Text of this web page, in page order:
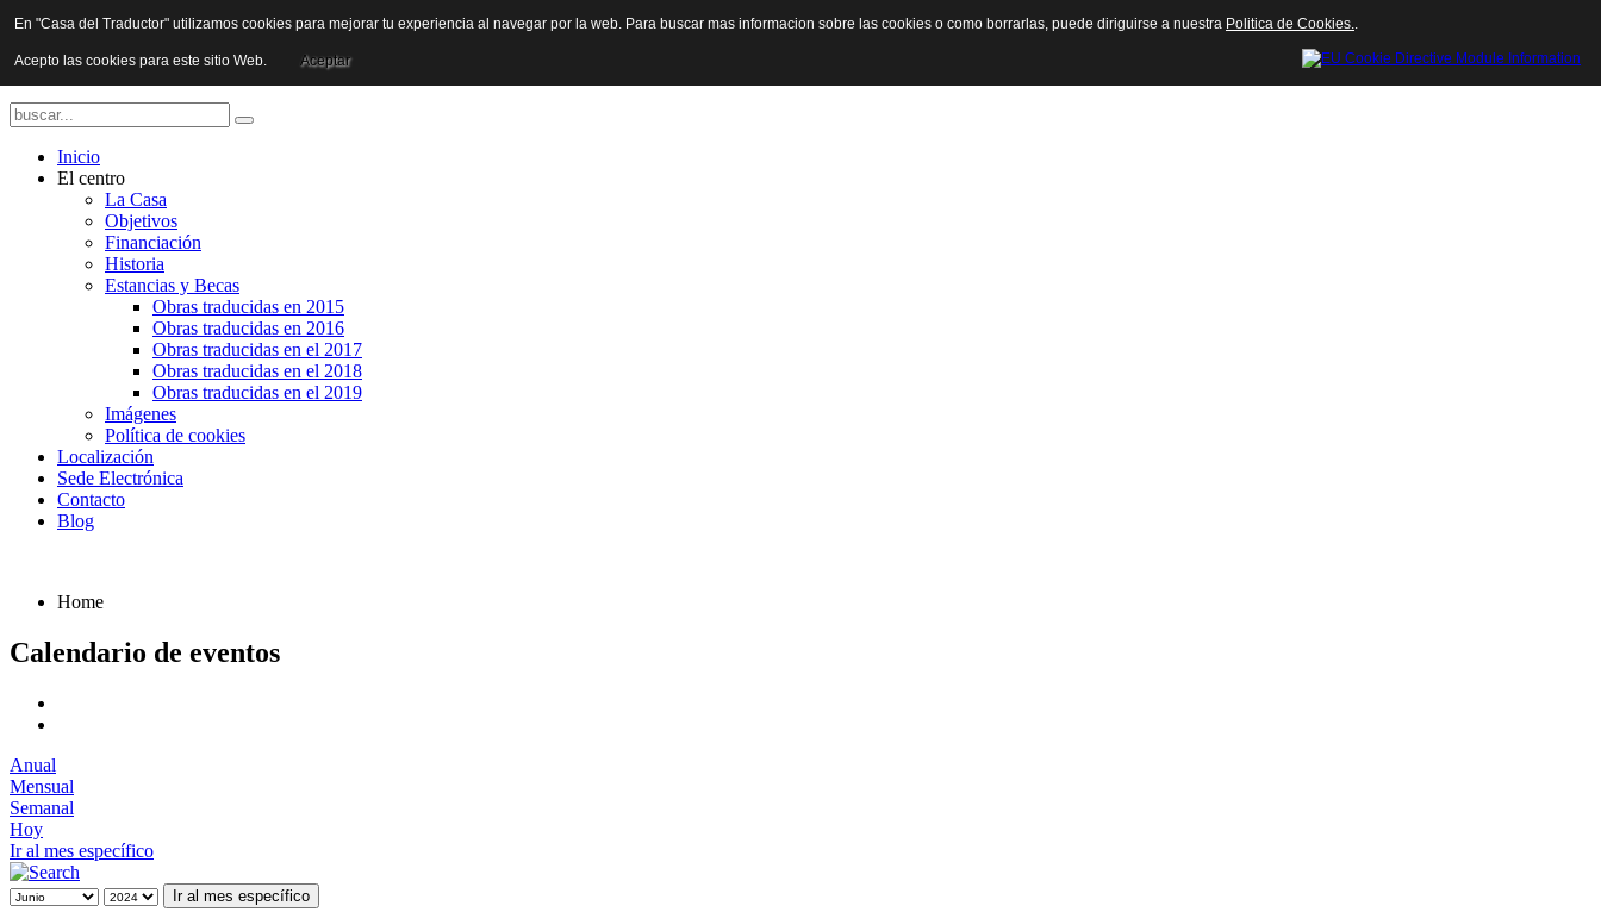
Inicio
El centro
La Casa
Objetivos
Financiación
Historia
Estancias y Becas
Obras traducidas en 2015
Obras traducidas en 2016
Obras traducidas en el 2017
Obras traducidas en el 2018
Obras traducidas en el 2019
Imágenes
Política de cookies
Localización
Sede Electrónica
Contacto
Blog
Home
Calendario de eventos
Anual
Mensual
Semanal
Hoy
Ir al mes específico
Ir al mes específico
En "Casa del Traductor" utilizamos cookies para mejorar tu experiencia al navegar por la web. Para buscar mas informacion sobre las cookies o como borrarlas, puede diriguirse a nuestra Politica de Cookies..
Acepto las cookies para este sitio Web. Aceptar